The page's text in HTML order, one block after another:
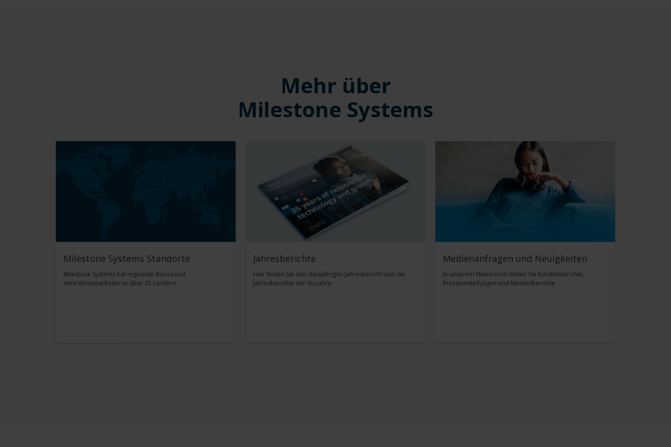
Mehr über
Milestone Systems
Milestone Systems Standorte
Milestone Systems hat regionale Büros und
Vertriebsmitarbeiter in über 25 Ländern.
Jahresberichte
Hier finden Sie den diesjährigen Jahresbericht und die
Jahresberichte der Vorjahre
Medienanfragen und Neuigkeiten
In unserem Newsroom finden Sie Kundenberichte,
Pressemitteilungen und Medienberichte